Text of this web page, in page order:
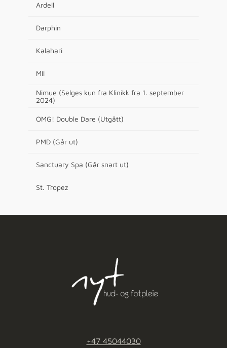
Ardell
Darphin
Kalahari
MII
Nimue (Selges kun fra Klinikk fra 1. september
2024)
OMG! Double Dare (Utgått)
PMD (Går ut)
Sanctuary Spa (Går snart ut)
St. Tropez
+47 45044030